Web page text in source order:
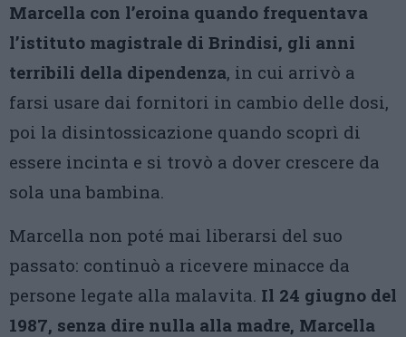
Marcella con l’eroina quando frequentava
l’istituto magistrale di Brindisi, gli anni
terribili della dipendenza, in cui arrivò a
farsi usare dai fornitori in cambio delle dosi,
poi la disintossicazione quando scoprì di
essere incinta e si trovò a dover crescere da
sola una bambina.
Marcella non poté mai liberarsi del suo
passato: continuò a ricevere minacce da
persone legate alla malavita. Il 24 giugno del
1987, senza dire nulla alla madre, Marcella